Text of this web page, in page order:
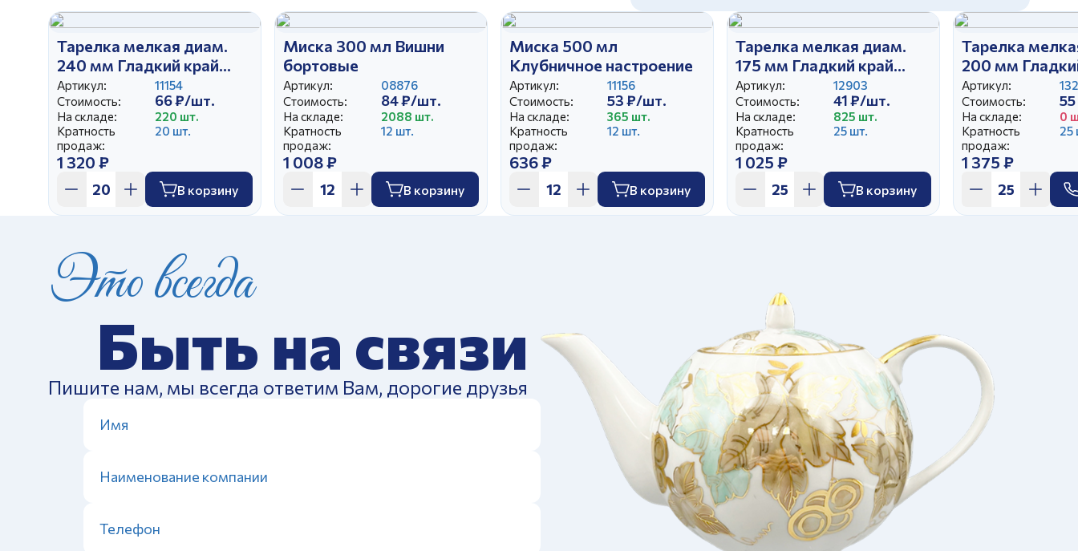
Тарелка мелкая диам.
240 мм Гладкий край
Клубничное настроение
Артикул:
11154
Стоимость:
66 ₽/шт.
На складе:
220 шт.
Кратность
продаж:
20 шт.
1 320 ₽
В корзину
Миска 300 мл Вишни
бортовые
Артикул:
08876
Стоимость:
84 ₽/шт.
На складе:
2088 шт.
Кратность
продаж:
12 шт.
1 008 ₽
В корзину
Миска 500 мл
Клубничное настроение
Артикул:
11156
Стоимость:
53 ₽/шт.
На складе:
365 шт.
Кратность
продаж:
12 шт.
636 ₽
В корзину
Тарелка мелкая диам.
175 мм Гладкий край
Оливия (25)
Артикул:
12903
Стоимость:
41 ₽/шт.
На складе:
825 шт.
Кратность
продаж:
25 шт.
1 025 ₽
В корзину
Тарелка
200 мм
Оливия (25)
Артикул:
Стоимость:
На складе:
0
Кратность
продаж:
25
1 375 ₽
Это всегда
Быть на связи
Пишите нам, мы всегда ответим Вам, дорогие друзья